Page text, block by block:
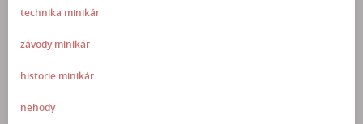
technika minikár
závody minikár
historie minikár
nehody